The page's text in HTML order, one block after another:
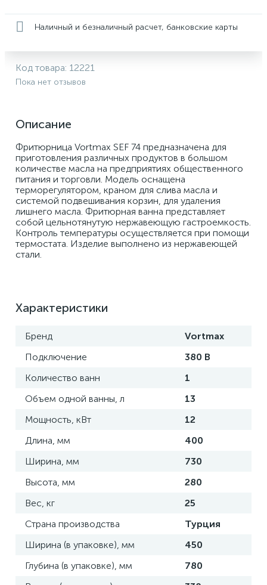
Наличный и безналичный расчет, банковские карты
Код товара: 12221
Пока нет отзывов
Описание
Фритюрница Vortmax SEF 74 предназначена для
приготовления различных продуктов в большом
количестве масла на предприятиях общественного
питания и торговли. Модель оснащена
терморегулятором, краном для слива масла и
системой подвешивания корзин, для удаления
лишнего масла. Фритюрная ванна представляет
собой цельнотянутую нержавеющую гастроемкость.
Контроль температуры осуществляется при помощи
термостата. Изделие выполнено из нержавеющей
стали.
Характеристики
Бренд
Vortmax
Подключение
380 В
Количество ванн
1
Объем одной ванны, л
13
Мощность, кВт
12
Длина, мм
400
Ширина, мм
730
Высота, мм
280
Вес, кг
25
Страна производства
Турция
Ширина (в упаковке), мм
450
Глубина (в упаковке), мм
780